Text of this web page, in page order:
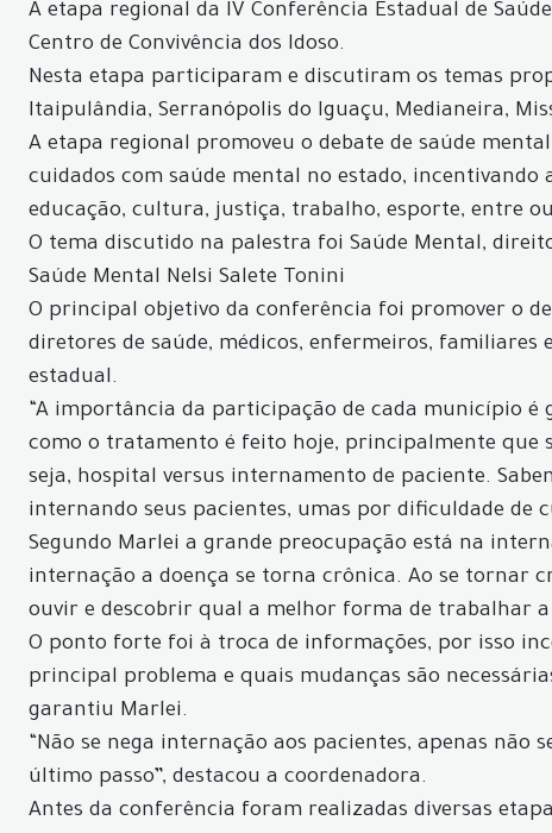
A etapa regional da IV Conferência Estadual de
Centro de Convivência dos Idoso.
Nesta etapa participaram e discutiram os temas
Itaipulândia, Serranópolis do Iguaçu, Medianeira,
A etapa regional promoveu o debate de saúde
cuidados com saúde mental no estado,
educação, cultura, justiça, trabalho, esporte, entre
O tema discutido na palestra foi Saúde Mental,
Saúde Mental Nelsi Salete Tonini
O principal objetivo da conferência foi promover o
diretores de saúde, médicos, enfermeiros, familiares
estadual.
“A importância da participação de cada município é
como o tratamento é feito hoje, principalmente que
seja, hospital versus internamento de paciente.
internando seus pacientes, umas por dificuldade de
Segundo Marlei a grande preocupação está na
internação a doença se torna crônica. Ao se tornar
ouvir e descobrir qual a melhor forma de trabalhar a
O ponto forte foi à troca de informações, por isso
principal problema e quais mudanças são
garantiu Marlei.
“Não se nega internação aos pacientes, apenas
último passo”, destacou a coordenadora.
Antes da conferência foram realizadas diversas